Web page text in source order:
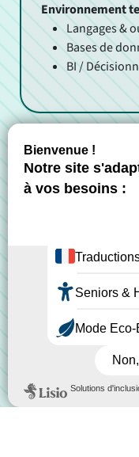
Environnement
Langages &
Bases de
BI /
Le
Vous êtes
Bac+5 ou
Solide
Bonne
Capacité à
Intérêt pour
(atout